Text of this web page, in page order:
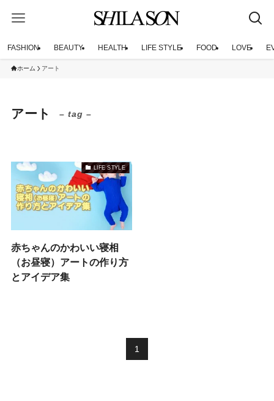
FASHION BEAUTY HEALTH LIFE STYLE FOOD LOVE
ホーム アート
アート – tag –
LIFE STYLE
赤ちゃんのかわいい寝相
（お昼寝）アートの作り方
とアイデア集
1